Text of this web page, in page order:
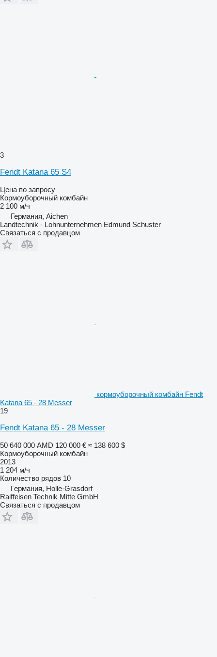
3
Fendt Katana 65 S4
Цена по запросу
Кормоуборочный комбайн
2 100 м/ч
Германия, Aichen
Landtechnik - Lohnunternehmen Edmund Schuster
Связаться с продавцом
кормоуборочный комбайн Fendt
Katana 65 - 28 Messer
19
Fendt Katana 65 - 28 Messer
50 640 000 AMD 120 000 € ≈ 138 600 $
Кормоуборочный комбайн
2013
1 204 м/ч
Количество рядов 10
Германия, Holle-Grasdorf
Raiffeisen Technik Mitte GmbH
Связаться с продавцом